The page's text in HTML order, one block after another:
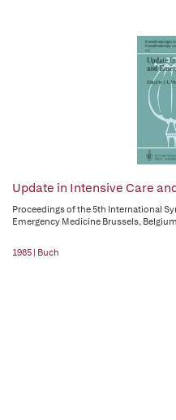
Update in Intensive Care
Proceedings of the 5th International
Emergency Medicine Brussels,
1985 | Buch